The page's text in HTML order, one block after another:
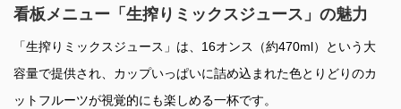
看板メニュー「生搾りミックスジュース」の魅力
「生搾りミックスジュース」は、16オンス（約470ml）という大
容量で提供され、カップいっぱいに詰め込まれた色とりどりのカ
ットフルーツが視覚的にも楽しめる一杯です。